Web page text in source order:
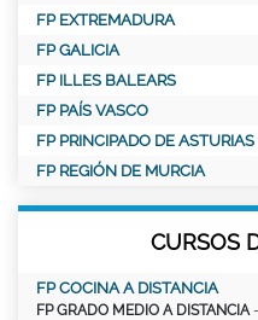
FP EXTREMADURA
FP GALICIA
FP ILLES BALEARS
FP PAÍS VASCO
FP PRINCIPADO DE ASTURIAS
FP REGIÓN DE MURCIA
CURSOS
FP COCINA A DISTANCIA
FP GRADO MEDIO A DISTANCIA